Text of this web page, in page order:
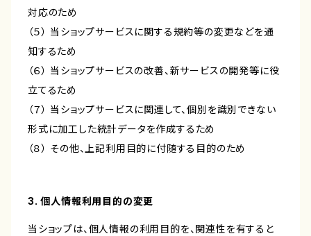
対応のため
（５） 当ショップサービスに関する規約等の変更などを通
知するため
（６） 当ショップサービスの改善、新サービスの開発等に役
立てるため
（７） 当ショップサービスに関連して、個別を識別できない
形式に加工した統計データを作成するため
（８） その他、上記利用目的に付随する目的のため
3. 個人情報利用目的の変更
当ショップは、個人情報の利用目的を、関連性を有すると